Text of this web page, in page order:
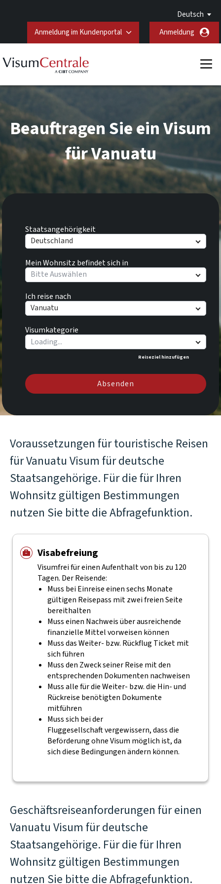
Deutsch
Anmeldung im Kundenportal
Anmeldung
Staatsangehörigkeit
Deutschland
Mein Wohnsitz befindet sich in
Bitte Auswählen
Ich reise nach
Vanuatu
Visumkategorie
Reiseziel hinzufügen
Absenden
Beauftragen Sie ein Visum
für Vanuatu
Voraussetzungen für touristische Reisen
für Vanuatu Visum für deutsche
Staatsangehörige. Für die für Ihren
Wohnsitz gültigen Bestimmungen
nutzen Sie bitte die Abfragefunktion.
Visabefreiung
Visumfrei für einen Aufenthalt von bis zu 120
Tagen. Der Reisende:
Muss bei Einreise einen sechs Monate
gültigen Reisepass mit zwei freien Seite
bereithalten
Muss einen Nachweis über ausreichende
finanzielle Mittel vorweisen können
Muss das Weiter- bzw. Rückflug Ticket mit
sich führen
Muss den Zweck seiner Reise mit den
entsprechenden Dokumenten nachweisen
Muss alle für die Weiter- bzw. die Hin- und
Rückreise benötigten Dokumente
mitführen
Muss sich bei der
Fluggesellschaft vergewissern, dass die
Beförderung ohne Visum möglich ist, da
sich diese Bedingungen ändern können.
Geschäftsreiseanforderungen für einen
Vanuatu Visum für deutsche
Staatsangehörige. Für die für Ihren
Wohnsitz gültigen Bestimmungen
nutzen Sie bitte die Abfragefunktion.